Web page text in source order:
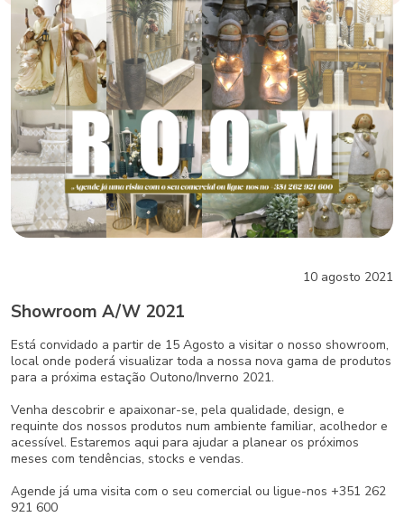
10 agosto 2021
Showroom A/W 2021
Está convidado a partir de 15 Agosto a visitar o nosso showroom,
local onde poderá visualizar toda a nossa nova gama de produtos
para a próxima estação Outono/Inverno 2021.
Venha descobrir e apaixonar-se, pela qualidade, design, e
requinte dos nossos produtos num ambiente familiar, acolhedor e
acessível. Estaremos aqui para ajudar a planear os próximos
meses com tendências, stocks e vendas.
Agende já uma visita com o seu comercial ou ligue-nos +351 262
921 600